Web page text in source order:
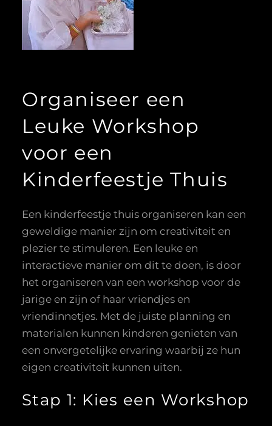
Organiseer een
Leuke Workshop
voor een
Kinderfeestje Thuis
Een kinderfeestje thuis organiseren kan een
geweldige manier zijn om creativiteit en
plezier te stimuleren. Een leuke en
interactieve manier om dit te doen, is door
het organiseren van een workshop voor de
jarige en zijn of haar vriendjes en
vriendinnetjes. Met de juiste planning en
materialen kunnen kinderen genieten van
een onvergetelijke ervaring waarbij ze hun
eigen creativiteit kunnen uiten.
Stap 1: Kies een Workshop